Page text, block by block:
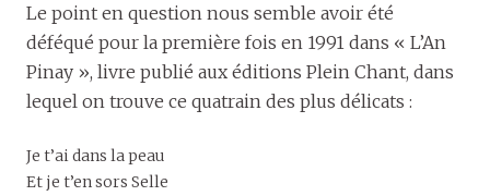
Le point en question nous semble avoir été
déféqué pour la première fois en 1991 dans « L’An
Pinay », livre publié aux éditions Plein Chant, dans
lequel on trouve ce quatrain des plus délicats :
Je t’ai dans la peau
Et je t’en sors Selle